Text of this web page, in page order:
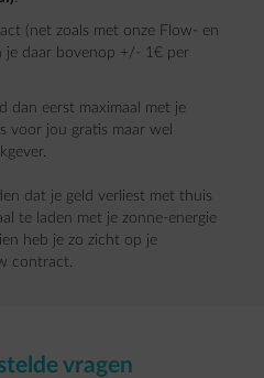
(net zoals met onze Flow- en
je daar bovenop +/- 1€ per
dan eerst maximaal met je
voor jou gratis maar wel
dat je geld verliest met thuis
te laden met je zonne-energie
heb je zo zicht op je
contract.
vragen